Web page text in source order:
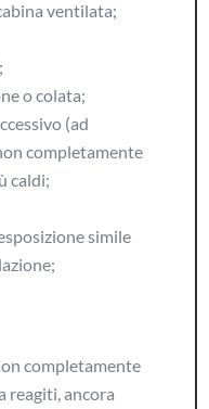
ventilata;
o colata;
(ad
completamente
caldi;
simile
completamente
reagiti, ancora